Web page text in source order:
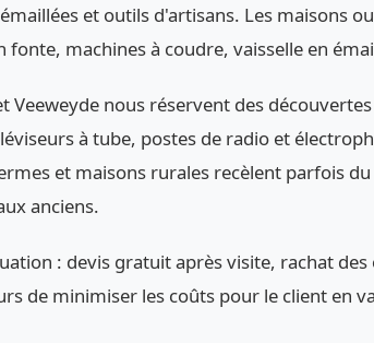
et outils d'artisans. Les maisons
machines à coudre, vaisselle en
Veeweyde nous réservent des
à tube, postes de radio et
et maisons rurales recèlent parfois
anciens.
: devis gratuit après visite, rachat
de minimiser les coûts pour le client en